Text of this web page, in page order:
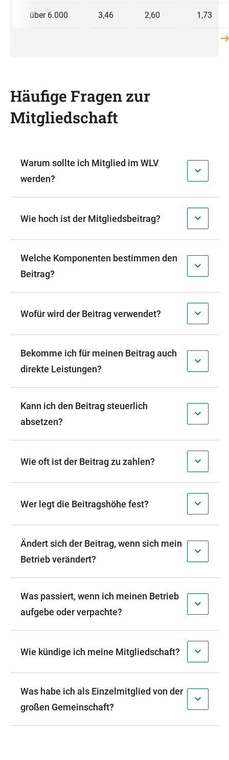
über 6.000 3,46 2,60 1,73
Häufige Fragen zur
Mitgliedschaft
Warum sollte ich Mitglied im WLV
werden?
Wie hoch ist der Mitgliedsbeitrag?
Welche Komponenten bestimmen den
Beitrag?
Wofür wird der Beitrag verwendet?
Bekomme ich für meinen Beitrag auch
direkte Leistungen?
Kann ich den Beitrag steuerlich
absetzen?
Wie oft ist der Beitrag zu zahlen?
Wer legt die Beitragshöhe fest?
Ändert sich der Beitrag, wenn sich mein
Betrieb verändert?
Was passiert, wenn ich meinen Betrieb
aufgebe oder verpachte?
Wie kündige ich meine Mitgliedschaft?
Was habe ich als Einzelmitglied von der
großen Gemeinschaft?